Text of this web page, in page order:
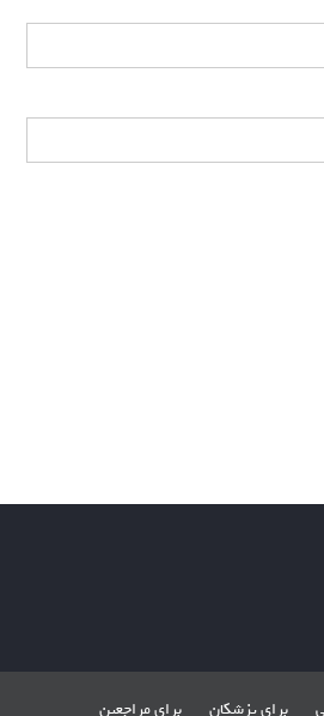
برای پزشکان برای مراجعین